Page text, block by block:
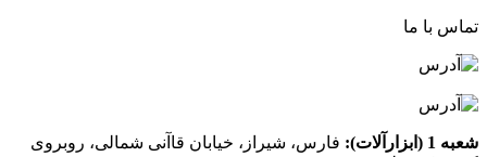
تماس با ما
شعبه 1 (ابزارآلات):
فارس، شیراز، خیابان قاآنی شمالی، روبروی